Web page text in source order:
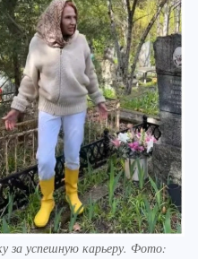
за успешную карьеру. Фото: